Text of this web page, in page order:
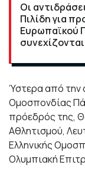
Οι
Πιλίδη για
Ευρωπαϊκού
Ύστερα από την
Ομοσπονδίας
πρόεδρός της,
Αθλητισμού,
Ελληνικής
Ολυμπιακή